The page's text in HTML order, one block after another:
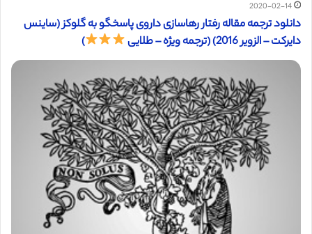
2020-02-14
دانلود ترجمه مقاله رفتار رهاسازی داروی پاسخگو به گلوکز (ساینس
دایرکت – الزویر 2016) (ترجمه ویژه – طلایی
)